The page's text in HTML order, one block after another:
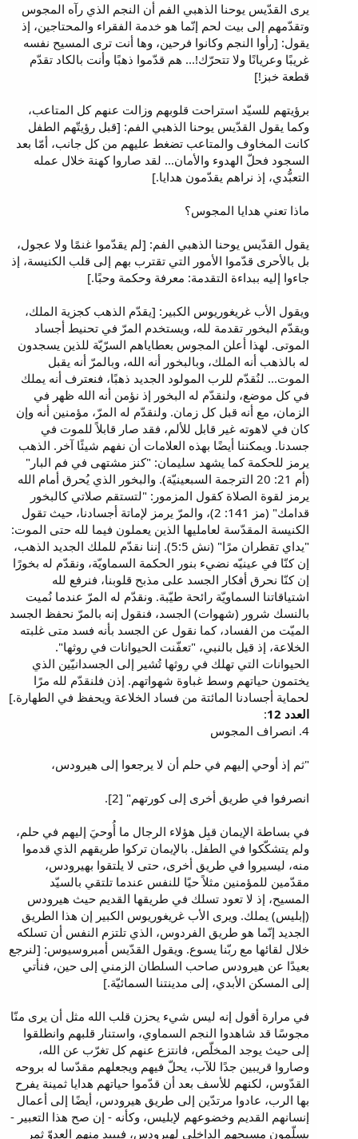
يرى القدّيس يوحنا الذهبي الفم أن النجم الذي رآه المجوس
وتقدّمهم إلى بيت لحم إنّما هو خدمة الفقراء والمحتاجين، إذ
يقول: [رأوا النجم وكانوا فرحين، وها أنت ترى المسيح نفسه
غريبًا وعريانًا ولا تتحرّك!... هم قدّموا ذهبًا وأنت بالكاد تقدّم
قطعة خبز!]
برؤيتهم للسيّد استراحت قلوبهم وزالت عنهم كل المتاعب،
وكما يقول القدّيس يوحنا الذهبي الفم: [قبل رؤيتّهم الطفل
كانت المخاوف والمتاعب تضغط عليهم من كل جانب، أمّا بعد
السجود فحلّ الهدوء والأمان... لقد صاروا كهنة خلال عمله
التعبُّدي، إذ نراهم يقدّمون هدايا.]
ماذا تعني هدايا المجوس؟
يقول القدّيس يوحنا الذهبي الفم: [لم يقدّموا غنمًا ولا عجول،
بل بالأحرى قدّموا الأمور التي تقترب بهم إلى قلب الكنيسة، إذ
جاءوا إليه ببداءة التقدمة: معرفة وحكمة وحبًا.]
ويقول الأب غريغوريوس الكبير: [يقدّم الذهب كجزية الملك،
ويقدّم البخور تقدمة لله، ويستخدم المرّ في تحنيط أجساد
الموتى. لهذا أعلن المجوس بعطاياهم السرّيّة للذين يسجدون
له بالذهب أنه الملك، وبالبخور أنه الله، وبالمرّ أنه يقبل
الموت... لنُقدّم للرب المولود الجديد ذهبًا، فنعترف أنه يملك
في كل موضع، ولنقدّم له البخور إذ نؤمن أنه الله ظهر في
الزمان، مع أنه قبل كل زمان. ولنقدّم له المرّ، مؤمنين أنه وإن
كان في لاهوته غير قابل للألم، فقد صار قابلاً للموت في
جسدنا. ويمكننا أيضًا بهذه العلامات أن نفهم شيئًا آخر. الذهب
يرمز للحكمة كما يشهد سليمان: "كنز مشتهى في فم البار"
(أم 21: 20 الترجمة السبعينيّة). والبخور الذي يُحرق أمام الله
يرمز لقوة الصلاة كقول المزمور: "لتستقم صلاتي كالبخور
قدامك" (مز 141: 2)، والمرّ يرمز لإماتة أجسادنا، حيث تقول
الكنيسة المقدّسة لعامليها الذين يعملون فيما لله حتى الموت:
"يداي تقطران مرًا" (نش 5:5). إننا نقدّم للملك الجديد الذهب،
إن كنّا في عينيّه نضيء بنور الحكمة السماويّة، ونقدّم له بخورًا
إن كنّا نحرق أفكار الجسد على مذبح قلوبنا، فنرفع لله
اشتياقاتنا السماويّة رائحة طيّبة. ونقدّم له المرّ عندما نُميت
بالنسك شرور (شهوات) الجسد، فنقول إنه بالمرّ نحفظ الجسد
الميّت من الفساد، كما نقول عن الجسد بأنه فسد متى غلبته
الخلاعة، إذ قيل بالنبي، "تعفّنت الحيوانات في روثها".
الحيوانات التي تهلك في روثها تُشير إلى الجسدانيّين الذي
يختمون حياتهم وسط غباوة شهواتهم. إذن فلنقدّم لله مرًا
لحماية أجسادنا المائتة من فساد الخلاعة ويحفظ في الطهارة.]
العدد 12
:
4. انصراف المجوس
"ثم إذ أوحي إليهم في حلم أن لا يرجعوا إلى هيرودس،
انصرفوا في طريق أخرى إلى كورتهم" [2].
في بساطة الإيمان قبِل هؤلاء الرجال ما أُوحيَ إليهم في حلم،
ولم يتشكّكوا في الطفل. بالإيمان تركوا طريقهم الذي قدموا
منه، ليسيروا في طريق أخرى، حتى لا يلتقوا بهيرودس،
مقدّمين للمؤمنين مثلاً حيًا للنفس عندما تلتقي بالسيّد
المسيح، إذ لا تعود تسلك في طريقها القديم حيث هيرودس
(إبليس) يملك. ويرى الأب غريغوريوس الكبير إن هذا الطريق
الجديد إنّما هو طريق الفردوس، الذي تلتزم النفس أن تسلكه
خلال لقائها مع ربّنا يسوع. ويقول القدّيس أمبروسيوس: [لنرجع
بعيدًا عن هيرودس صاحب السلطان الزمني إلى حين، فنأتي
إلى المسكن الأبدي، إلى مدينتنا السمائيّة.]
في مرارة أقول إنه ليس شيء يحزن قلب الله مثل أن يرى منّا
مجوسًا قد شاهدوا النجم السماوي، واستنار قلبهم وانطلقوا
إلى حيث يوجد المخلّص، فانتزع عنهم كل تغرّب عن الله،
وصاروا قريبين جدًا للآب، يحلّ فيهم ويجعلهم مقدّسا له بروحه
القدّوس، لكنهم للأسف بعد أن قدّموا حياتهم هدايا ثمينة يفرح
بها الرب، عادوا مرتدّين إلى طريق هيرودس، أيضًا إلى أعمال
إنسانهم القديم وخضوعهم لإبليس، وكأنه - إن صح هذا التعبير -
يسلّمون مسيحهم الداخلي لهيرودس، فيبيد منهم العدوّ ثمر